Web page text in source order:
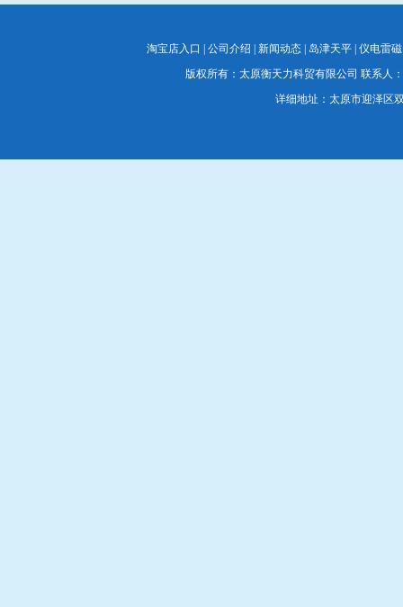
淘宝店入口 公司介绍 新闻动态| 岛津天平| 仪电雷磁
版权所有：太原衡天力科贸有限公司 联系人：
详细地址：太原市迎泽区